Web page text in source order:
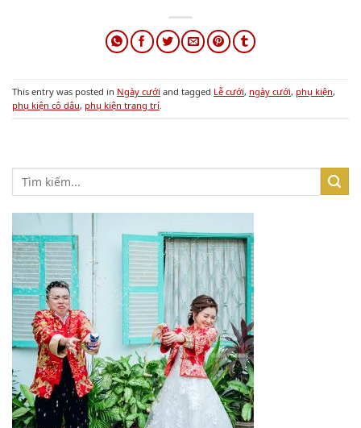
This entry was posted in Ngày cưới and tagged Lễ cưới, ngày cưới, phụ kiện,
phụ kiện cô dâu, phụ kiện trang trí